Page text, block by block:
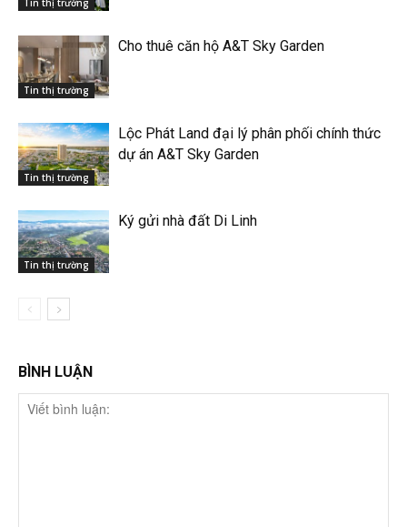
Tin thị trường
Cho thuê căn hộ A&T Sky Garden
Tin thị trường
Lộc Phát Land đại lý phân phối chính thức
dự án A&T Sky Garden
Tin thị trường
Ký gửi nhà đất Di Linh
BÌNH LUẬN